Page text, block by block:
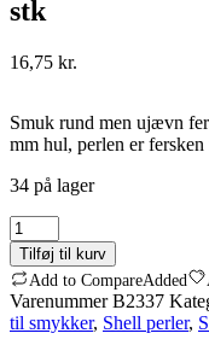
stk
16,75 kr.
Smuk rund men ujævn
mm hul, perlen er
34 på lager
Ferskvandsperle
I
Fersken
-
4-
6
Tilføj til kurv
Add to CompareAdded
VarenummerB2337
til smykker, Shell perler,